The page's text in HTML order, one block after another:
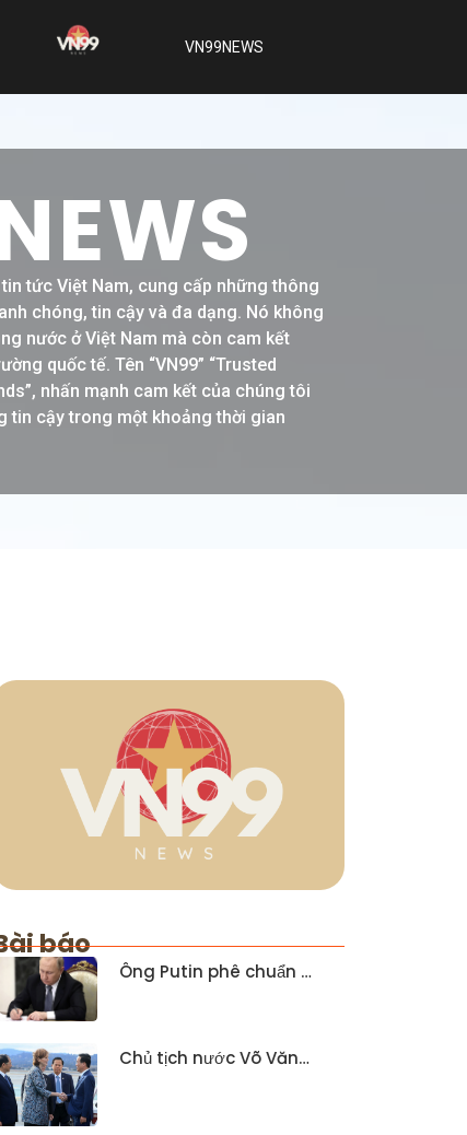
VN99NEWS
tức Việt Nam, cung cấp những thông
chóng, tin cậy và đa dạng. Nó không
nước ở Việt Nam mà còn cam kết
quốc tế. Tên “VN99” “Trusted
nhấn mạnh cam kết của chúng tôi
tin cậy trong một khoảng thời gian
báo
Ông Putin phê chuẩn …
Chủ tịch nước Võ Văn…